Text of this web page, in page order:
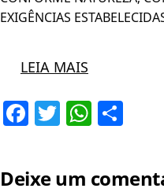
EXIGÊNCIAS
LEIA MAIS
Facebook
Twitter
Deixe um